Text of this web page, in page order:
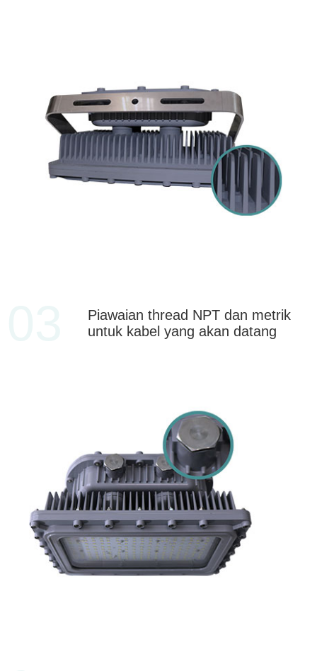
Piawaian thread NPT dan metrik
untuk kabel yang akan datang